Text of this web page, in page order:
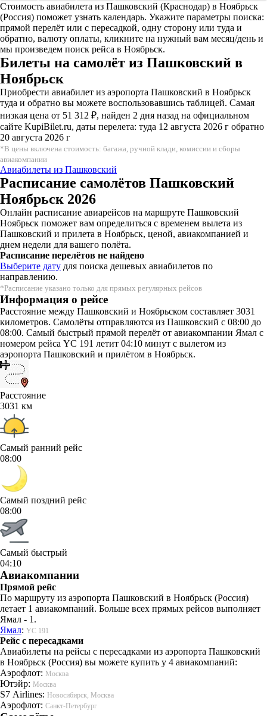
Стоимость авиабилета из Пашковский (Краснодар) в Ноябрьск
(Россия) поможет узнать календарь. Укажите параметры поиска:
прямой перелёт или с пересадкой, одну сторону или туда и
обратно, валюту оплаты, кликните на нужный вам месяц/день и
мы произведем поиск рейса в Ноябрьск.
Билеты на самолёт из Пашковский в
Ноябрьск
Приобрести авиабилет из аэропорта Пашковский в Ноябрьск
туда и обратно вы можете воспользовавшись таблицей. Самая
низкая цена от 51 312 ₽, найден 2 дня назад на официальном
сайте KupiBilet.ru, даты перелета: туда 12 августа 2026 г обратно
20 августа 2026 г
*В цены включена стоимость: багажа, ручной клади, комиссии и сборы
авиакомпании
Авиабилеты из Пашковский
Расписание самолётов Пашковский
Ноябрьск 2026
Онлайн расписание авиарейсов на маршруте Пашковский
Ноябрьск поможет вам определиться с временем вылета из
Пашковский и прилета в Ноябрьск, ценой, авиакомпанией и
днем недели для вашего полёта.
Расписание перелётов не найдено
Выберите дату для поиска дешевых авиабилетов по
направлению.
*Расписание указано только для прямых регулярных рейсов
Информация о рейсе
Расстояние между Пашковский и Ноябрьском составляет 3031
километров. Самолёты отправляются из Пашковский с 08:00 до
08:00. Самый быстрый прямой перелёт от авиакомпании Ямал с
номером рейса YC 191 летит 04:10 минут с вылетом из
аэропорта Пашковский и прилётом в Ноябрьск.
Расстояние
3031 км
Самый ранний рейс
08:00
Самый поздний рейс
08:00
Самый быстрый
04:10
Авиакомпании
Прямой рейс
По маршруту из аэропорта Пашковский в Ноябрьск (Россия)
летает 1 авиакомпаний. Больше всех прямых рейсов выполняет
Ямал - 1.
Ямал: YC 191
Рейс с пересадками
Авиабилеты на рейсы с пересадками из аэропорта Пашковский
в Ноябрьск (Россия) вы можете купить у 4 авиакомпаний:
Аэрофлот: Москва
Ютэйр: Москва
S7 Airlines: Новосибирск, Москва
Аэрофлот: Санкт-Петербург